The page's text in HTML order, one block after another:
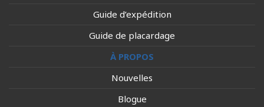
Guide d’expédition
Guide de placardage
À PROPOS
Nouvelles
Blogue